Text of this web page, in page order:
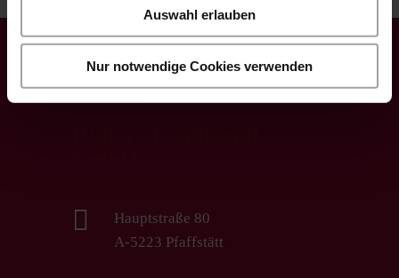
Auswahl erlauben
Nur notwendige Cookies verwenden

Hauptstraße 80
A-5223 Pfaffstätt